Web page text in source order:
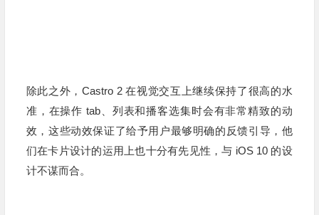
除此之外，Castro 2 在视觉交互上继续保持了很高的水
准，在操作 tab、列表和播客选集时会有非常精致的动
效，这些动效保证了给予用户最够明确的反馈引导，他
们在卡片设计的运用上也十分有先见性，与 iOS 10 的设
计不谋而合。